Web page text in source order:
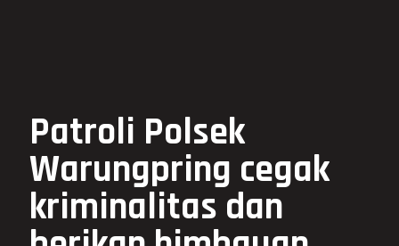
Patroli Polsek
Warungpring cegak
kriminalitas dan